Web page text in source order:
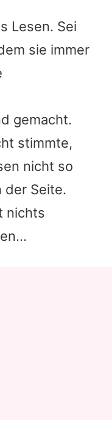
Lesen. Sei
sie immer
gemacht.
stimmte,
nicht so
der Seite.
nichts